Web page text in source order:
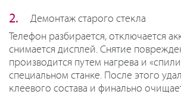
Демонтаж старого стекла
Телефон разбирается, отключается
снимается дисплей. Снятие
производится путем нагрева и
специальном станке. После этого
клеевого состава и финально